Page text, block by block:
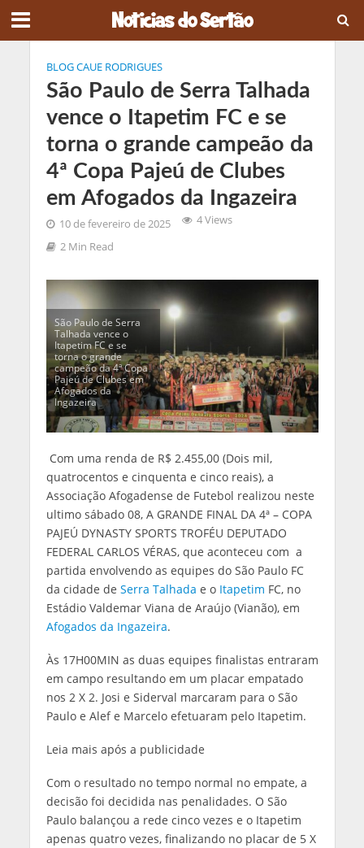
BLOG CAUE RODRIGUES
São Paulo de Serra Talhada
vence o Itapetim FC e se
torna o grande campeão da
4ª Copa Pajeú de Clubes
em Afogados da Ingazeira
10 de fevereiro de 2025
4 Views
2 Min Read
São Paulo de Serra
Talhada vence o
Itapetim FC e se
torna o grande
campeão da 4ª Copa
Pajeú de Clubes em
Afogados da
Ingazeira
Com uma renda de R$ 2.455,00 (Dois mil,
quatrocentos e cinquenta e cinco reais), a
Associação Afogadense de Futebol realizou neste
ultimo sábado 08, A GRANDE FINAL DA 4ª – COPA
PAJEÚ DYNASTY SPORTS TROFÉU DEPUTADO
FEDERAL CARLOS VÉRAS, que aconteceu com a
partida envolvendo as equipes do São Paulo FC
da cidade de Serra Talhada e o Itapetim FC, no
Estádio Valdemar Viana de Araújo (Vianão), em
Afogados da Ingazeira.
Às 17H00MIN as duas equipes finalistas entraram
em campo resultando em um placar empatado
nos 2 X 2. Josi e Siderval marcaram para o São
Paulo e Alef e Marcelo efetuaram pelo Itapetim.
Leia mais após a publicidade
Com o resultado no tempo normal no empate, a
decisão foi decidida nas penalidades. O São
Paulo balançou a rede cinco vezes e o Itapetim
apenas quatro vezes, finalizando no placar de 5 X